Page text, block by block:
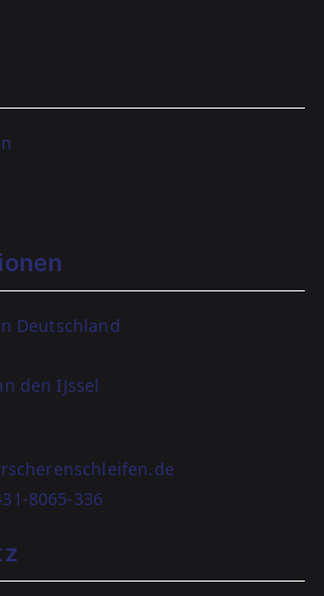
Deutschland
den IJssel
8065-336